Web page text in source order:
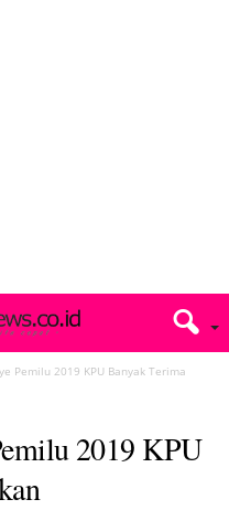
Pemilu 2019 KPU Banyak Terima
2019 KPU